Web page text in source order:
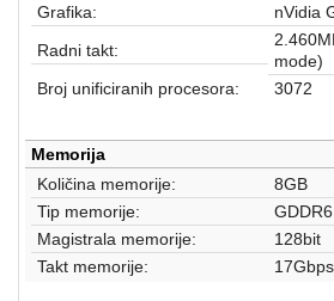
Sve
kategorije
Grafika:
nVidia
Radni takt:
mode)
Broj unificiranih procesora:
3072
Memorija
Količina memorije:
8GB
Tip memorije:
GDDR6
Magistrala memorije:
128bit
Takt memorije:
17Gbps